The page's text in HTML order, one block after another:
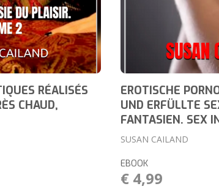
RÉALISÉS
CHAUD,
EROTISCHE
UND ERFÜLLTE
FANTASIEN. SEX
SUSAN CAILAND
EBOOK
€ 4,99